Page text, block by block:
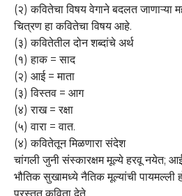
(२) कवितेचा विषय वेगाने बदलत जाणाऱ्या
चित्रण हा कवितेचा विषय आहे.
(३) कवितेतील दोन शब्दांचे अर्थ
(१) हाक = साद
(२) आई = माता
(३) विस्तव = आग
(४) राख = रक्षा
(५) वारा = वात.
(४) कवितेतून मिळणारा संदेश
चांगली जुनी संस्कारक्षम मूल्ये हरवू नयेत;
भौतिक सुखामध्ये नैतिक मूल्यांची पायमल्ली